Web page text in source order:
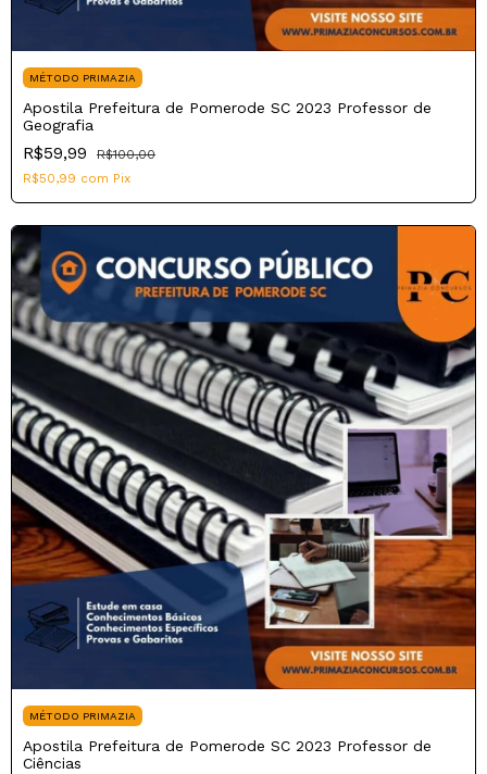
MÉTODO PRIMAZIA
Apostila Prefeitura de Pomerode SC 2023 Professor de
Geografia
R$59,99
R$100,00
R$50,99 com Pix
MÉTODO PRIMAZIA
Apostila Prefeitura de Pomerode SC 2023 Professor de
Ciências